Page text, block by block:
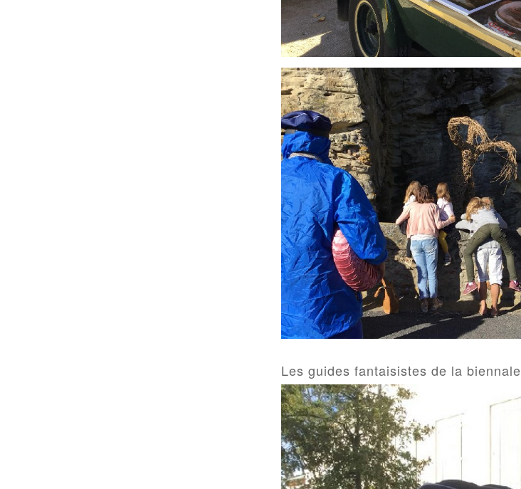
Les guides fantaisistes de la biennale